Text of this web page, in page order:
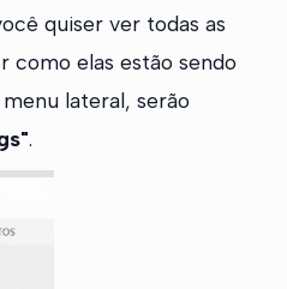
quiser ver todas as
como elas estão sendo
menu lateral, serão
.